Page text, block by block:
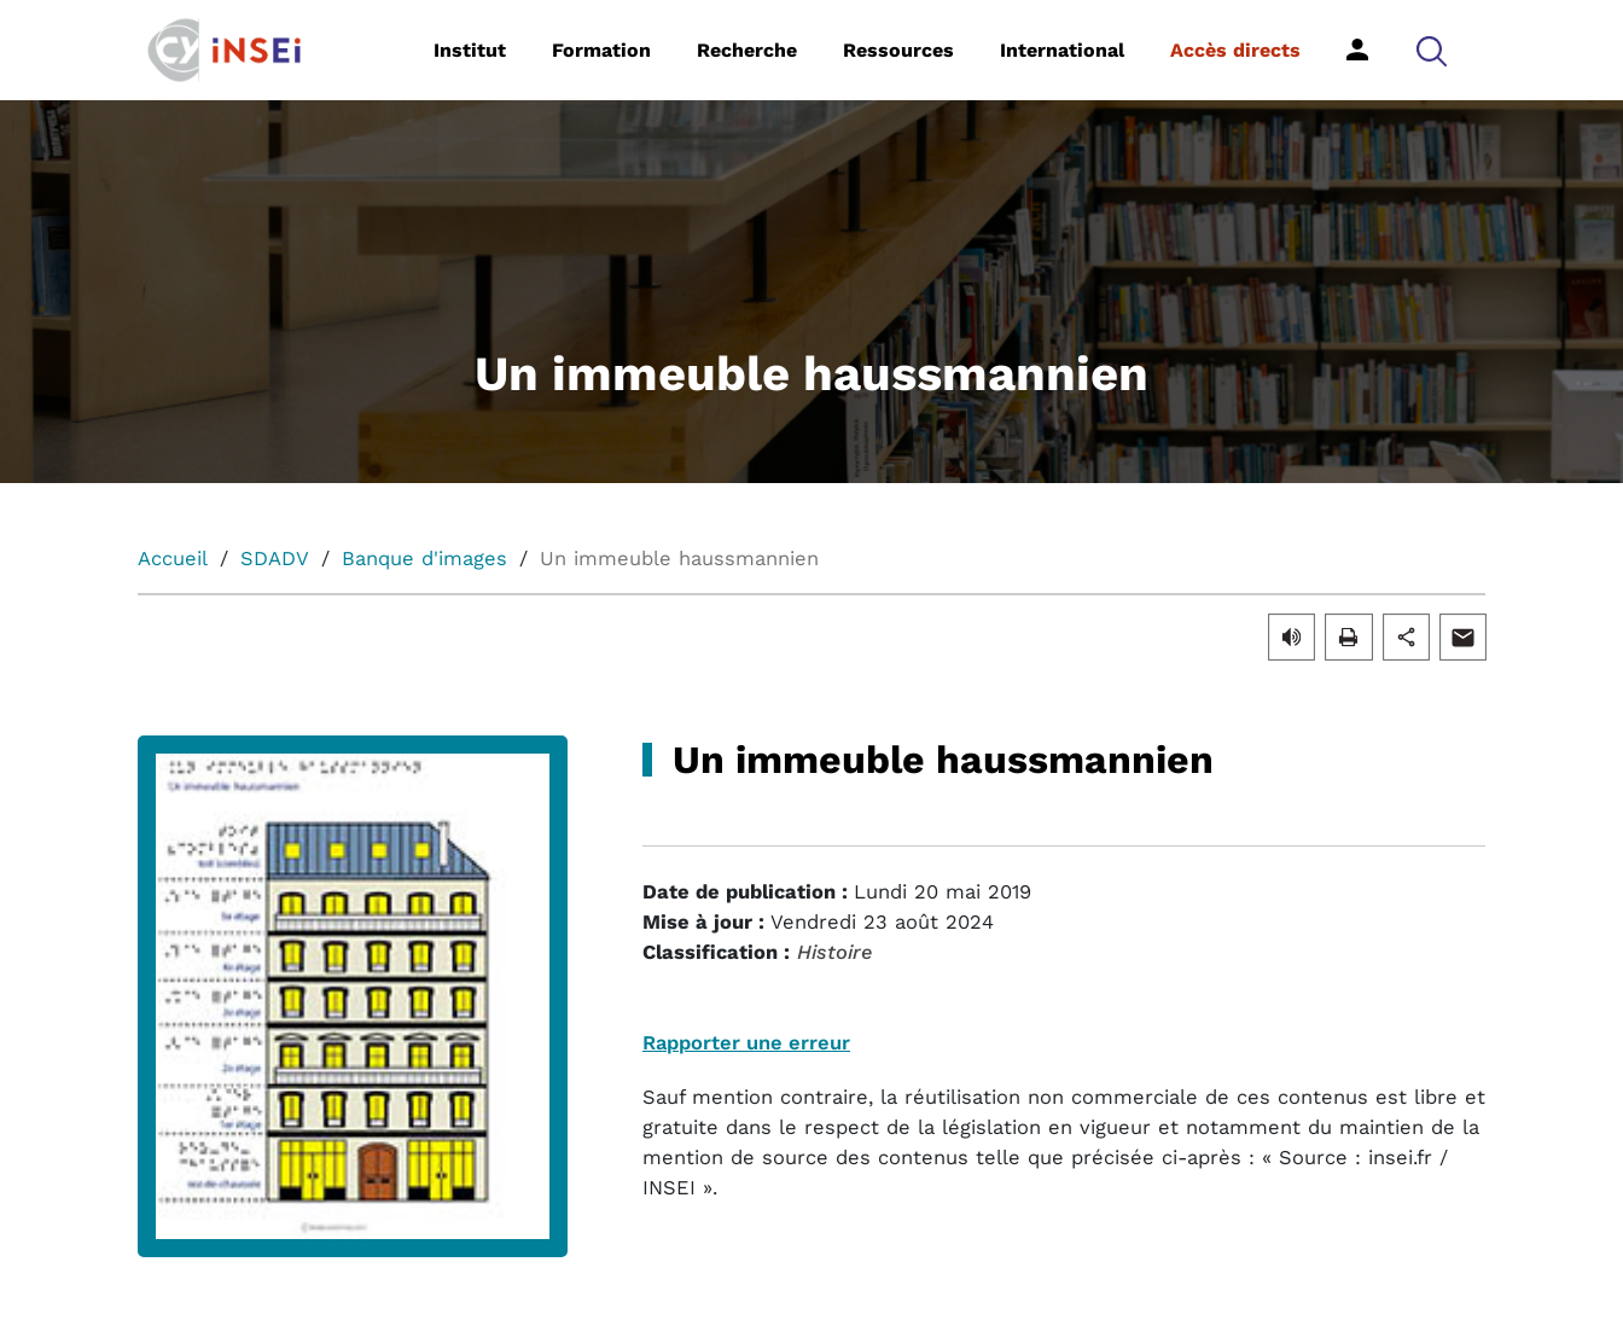
Institut Formation Recherche Ressources International Accès directs
Un immeuble haussmannien
Accueil SDADV Banque d'images Un immeuble haussmannien
Un immeuble haussmannien
Date de publication : Lundi 20 mai 2019
Mise à jour : Vendredi 23 août 2024
Classification : Histoire
Rapporter une erreur
Sauf mention contraire, la réutilisation non commerciale de ces contenus est libre et
gratuite dans le respect de la législation en vigueur et notamment du maintien de la
mention de source des contenus telle que précisée ci-après : « Source : insei.fr /
INSEI ».